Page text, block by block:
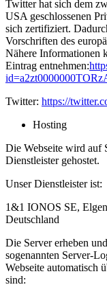
Twitter hat sich dem
USA geschlossenen
sich zertifiziert.
Vorschriften des
Nähere Informationen
Eintrag entnehmen:
Twitter: https://
Hosting
Die Webseite wird auf
Dienstleister gehostet.
Unser Dienstleister ist:
1&1 IONOS SE,
Deutschland
Die Server erheben
sogenannten Server-
Webseite automatisch
sind: